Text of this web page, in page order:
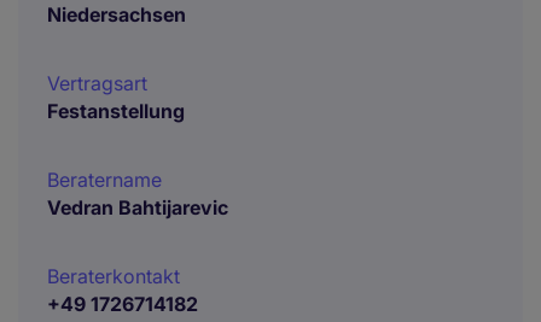
Niedersachsen
Vertragsart
Festanstellung
Beratername
Vedran Bahtijarevic
Beraterkontakt
+49 1726714182